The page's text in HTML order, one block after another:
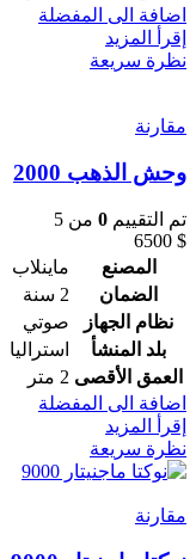
اضافة الى المفضلة
إقرأ المزيد
نظرة سريعة
مقارنة
وحش الذهب 2000
تم التقييم 0 من 5
6500 $
المصنع
ماينلاب
الضمان
2 سنة
نظام الجهاز
صوتي
بلد المنشأ
استراليا
العمق الأقصى 2 متر
اضافة الى المفضلة
إقرأ المزيد
نظرة سريعة
مقارنة